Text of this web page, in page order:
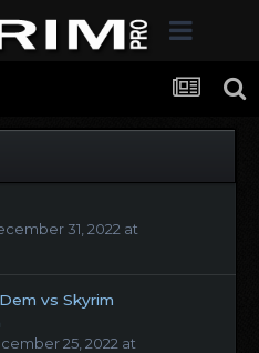
31, 2022 at
vs Skyrim
25, 2022 at